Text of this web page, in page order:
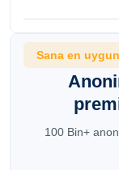
Sana en
100 Bin+